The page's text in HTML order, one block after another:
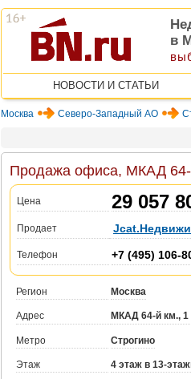
в
НОВОСТИ И СТАТЬИ
Москва Северо-Западный АО
Продажа офиса, МКАД
Цена 29 057
Продает
Телефон +7 (495) 106-
Регион Москва
Адрес МКАД 64-й км., 1
Метро Строгино
Этаж 4 этаж в 13-